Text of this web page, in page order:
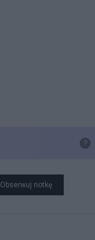
Obserwuj notkę